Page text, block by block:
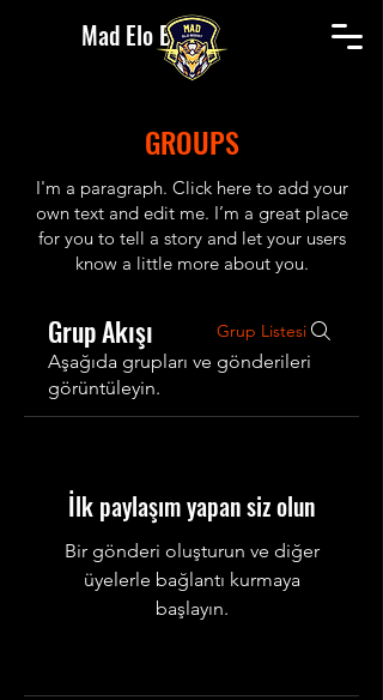
Mad Elo Boost
GROUPS
I'm a paragraph. Click here to add your
own text and edit me. I’m a great place
for you to tell a story and let your users
know a little more about you.
Grup Akışı Grup Listesi
Aşağıda grupları ve gönderileri
görüntüleyin.
İlk paylaşım yapan siz olun
Bir gönderi oluşturun ve diğer
üyelerle bağlantı kurmaya
başlayın.